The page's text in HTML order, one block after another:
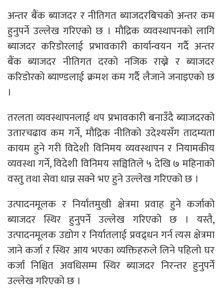
अन्तर बैंक ब्याजदर र नीतिगत ब्याजदरबिचको अन्तर कम
हुनुपर्ने उल्लेख गरिएको छ । मौद्रिक व्यवस्थापनको लागि
ब्याजदर करिडोरलाई प्रभावकारी कार्यान्वयन गर्दै अन्तर
बैंक ब्याजदर नीतिगत दरको नजिक राख्ने र ब्याजदर
करिडोरको ब्याण्डलाई क्रमश कम गर्दै लैजाने जनाइएको छ
।
तरलता व्यवस्थापनलाई थप प्रभावकारी बनाउँदै ब्याजदरको
उतारचढाव कम गर्ने, मौद्रिक नीतिको उदेश्यसँग तादम्यता
कायम हुने गरी विदेशी विनिमय व्यवस्थापन र नियामकीय
व्यवस्था गर्ने, विदेशी विनिमय सञ्चितिले ५ देखि ७ महिनाको
वस्तु तथा सेवा धान्न सक्ने भए हुने उल्लेख गरिएको छ ।
उत्पादनमूलक र निर्यातमुखी क्षेत्रमा प्रवाह हुने कर्जाको
ब्याजदर स्थिर हुनुपर्ने उल्लेख गरिएको छ । यस्तै,
उत्पादनमूलक उद्योग र निर्यातलाई प्रवद्र्धन गर्न त्यस क्षेत्रमा
जाने कर्जा र स्थिर आय भएका व्यक्तिहरुले लिने पहिलो घर
कर्जा निश्चित अवधिसम्म स्थिर ब्याजदर निरन्तर हुनुपर्ने
उल्लेख गरिएको छ ।